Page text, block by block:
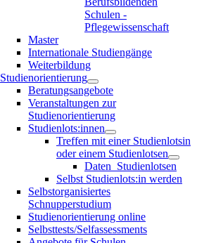
Schulen -
Pflegewissenschaft
Master
Internationale Studiengänge
Weiterbildung
Studienorientierung
Beratungsangebote
Veranstaltungen zur
Studienorientierung
Studienlots:innen
Treffen mit einer Studienlotsin
oder einem Studienlotsen
Daten_Studienlotsen
Selbst Studienlots:in werden
Selbstorganisiertes
Schnupperstudium
Studienorientierung online
Selbsttests/Selfassessments